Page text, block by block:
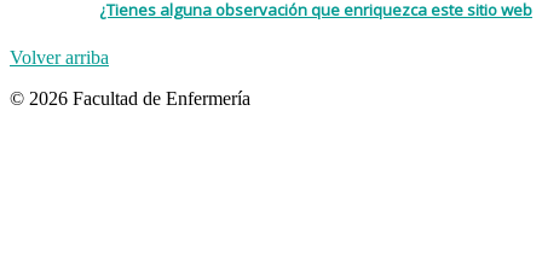
¿Tienes alguna observación que enriquezca este sitio web
Volver arriba
© 2026 Facultad de Enfermería